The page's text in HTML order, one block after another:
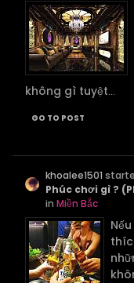
không gì tuyệt...
GO TO POST
khoalee1501
Phúc chơi gì ?
inMiền Bắc